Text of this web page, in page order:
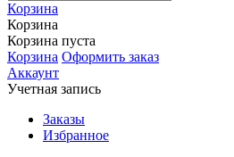
Корзина
Корзина
Корзина пуста
Корзина Оформить заказ
Аккаунт
Учетная запись
Заказы
Избранное